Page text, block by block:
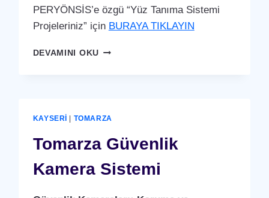
PERYÖNSİS’e özgü “Yüz Tanıma Sistemi
Projeleriniz” için BURAYA TIKLAYIN
DEVAMINI OKUTOMARZA
KAYSERI TOMARZA
Tomarza Güvenlik
Kamera Sistemi